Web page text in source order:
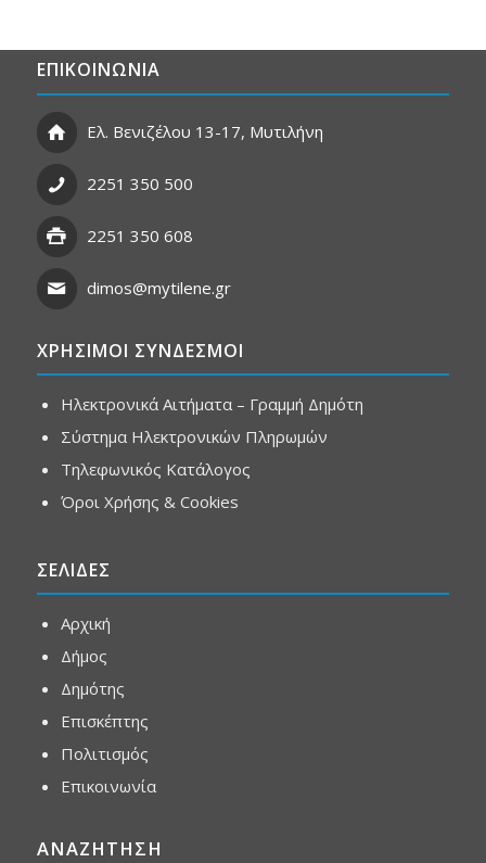
ΕΠΙΚΟΙΝΩΝΙΑ
Ελ. Βενιζέλου 13-17, Μυτιλήνη
2251 350 500
2251 350 608
dimos@mytilene.gr
ΧΡΗΣΙΜΟΙ ΣΥΝΔΕΣΜΟΙ
Ηλεκτρονικά Αιτήματα – Γραμμή Δημότη
Σύστημα Ηλεκτρονικών Πληρωμών
Τηλεφωνικός Κατάλογος
Όροι Χρήσης & Cookies
ΣΕΛΙΔΕΣ
Αρχική
Δήμος
Δημότης
Επισκέπτης
Πολιτισμός
Επικοινωνία
ΑΝΑΖΗΤΗΣΗ